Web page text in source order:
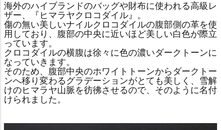
海外のハイブランドのバッグや財布に使われる高級レ
ザー、『ヒマラヤクロコダイル』。
傷の無い美しいナイルクロコダイルの腹部側の革を使
用しており、腹部の中央に近いほど美しい白色が際立
っています。
クロコダイルの横腹は徐々に色の濃いダークトーンに
なっていきます。
そのため、腹部中央のホワイトトーンからダークトー
ンへ移り変わるグラデーションがとても美しく、雪解
けのヒマラヤ山脈を彷彿させるので、そのように名付
けられました。